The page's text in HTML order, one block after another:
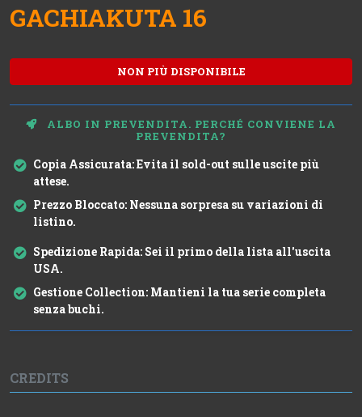
GACHIAKUTA 16
NON PIÙ DISPONIBILE
ALBO IN PREVENDITA. PERCHÉ CONVIENE LA
PREVENDITA?
Copia Assicurata:Evita il sold-out sulle uscite più
attese.
Prezzo Bloccato: Nessuna sorpresa su variazioni di
listino.
Spedizione Rapida: Sei il primo della lista all'uscita
USA.
Gestione Collection: Mantieni la tua serie completa
senza buchi.
CREDITS